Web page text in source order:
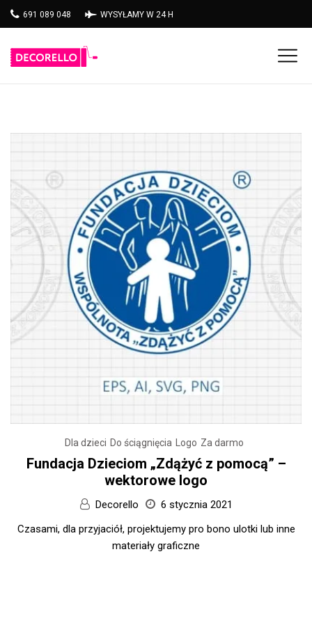
691 089 048 WYSYŁAMY W 24 H
Dla dzieci Do ściągnięcia Logo Za darmo
Fundacja Dzieciom „Zdążyć z pomocą” –
wektorowe logo
Decorello
6 stycznia 2021
Czasami, dla przyjaciół, projektujemy pro bono ulotki lub inne
materiały graficzne